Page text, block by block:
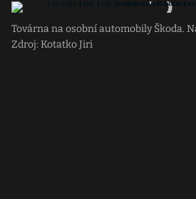
Továrna na osobní automobily Škoda.
Zdroj: Kotatko Jiri